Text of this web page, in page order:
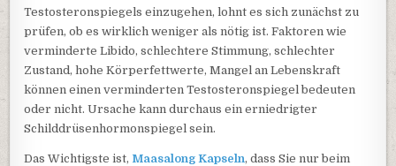
Testosteronspiegels einzugehen, lohnt es sich zunächst zu
prüfen, ob es wirklich weniger als nötig ist. Faktoren wie
verminderte Libido, schlechtere Stimmung, schlechter
Zustand, hohe Körperfettwerte, Mangel an Lebenskraft
können einen verminderten Testosteronspiegel bedeuten
oder nicht. Ursache kann durchaus ein erniedrigter
Schilddrüsenhormonspiegel sein.
Das Wichtigste ist, Maasalong Kapseln, dass Sie nur beim